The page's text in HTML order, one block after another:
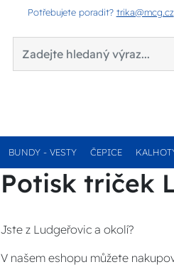
Potřebujete poradit? trika@mcg.cz
BUNDY - VESTY ČEPICE
Potisk triček
Jste z Ludgeřovic a okolí?
V našem eshopu můžete